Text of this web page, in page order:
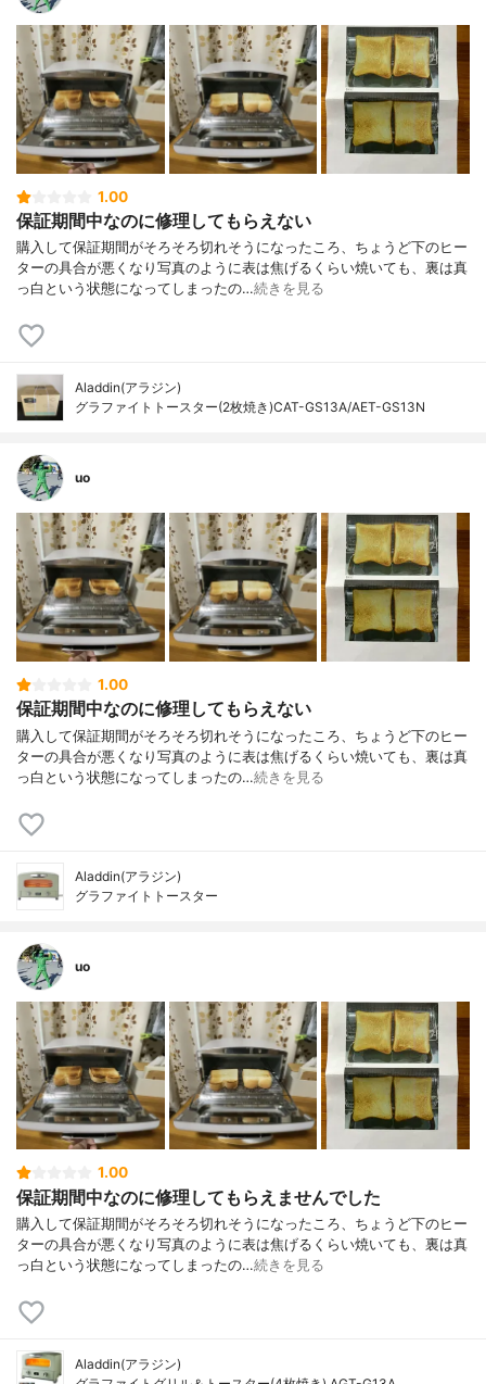
1.00
保証期間中なのに修理してもらえない
購入して保証期間がそろそろ切れそうになったころ、ちょうど下のヒー
ターの具合が悪くなり写真のように表は焦げるくらい焼いても、裏は真
っ白という状態になってしまったの…続きを見る
Aladdin(アラジン)
グラファイトトースター(2枚焼き)CAT-GS13A/AET-GS13N
uo
1.00
保証期間中なのに修理してもらえない
購入して保証期間がそろそろ切れそうになったころ、ちょうど下のヒー
ターの具合が悪くなり写真のように表は焦げるくらい焼いても、裏は真
っ白という状態になってしまったの…続きを見る
Aladdin(アラジン)
グラファイトトースター
uo
1.00
保証期間中なのに修理してもらえませんでした
購入して保証期間がそろそろ切れそうになったころ、ちょうど下のヒー
ターの具合が悪くなり写真のように表は焦げるくらい焼いても、裏は真
っ白という状態になってしまったの…続きを見る
Aladdin(アラジン)